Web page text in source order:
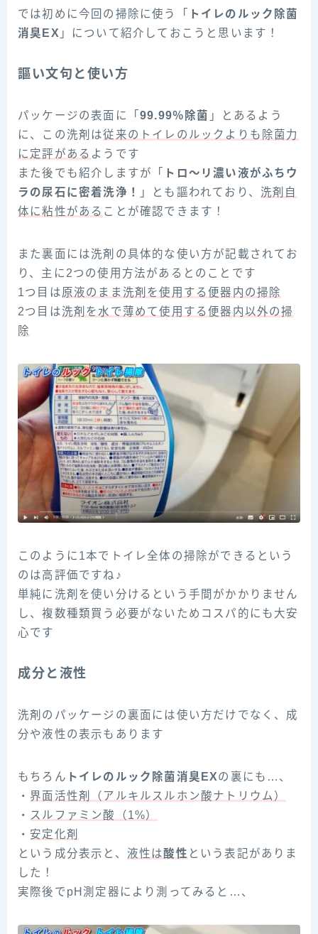
では初めに今回の掃除に使う「
トイレのルック除菌
消臭EX 」について紹介しておこうと思います！
謳い文句と使い方
パッケージの表面に「 99.99％除菌 」とあるよう
に、この洗剤は従来のトイレのルックよりも除菌力
に定評がある ようです
また後でも紹介しますが「
トロ～リ濃い液がふちウ
ラの尿石に密着洗浄！
」とも謳われており、 洗剤自
体に粘性がある ことが確認できます！
また裏面には洗剤の具体的な使い方が記載されてお
り、主に2つの使用方法があるとのことです
1つ目は原液のまま洗剤を使用する便器内の掃除
2つ目は洗剤を水で薄めて使用する便器内以外の掃
除
このように1本でトイレ全体の掃除ができるという
のは高評価ですね♪
単純に洗剤を使い分けるという手間がかかりません
し、複数種類買う必要がないためコスパ的にも大安
心です
成分と液性
洗剤のパッケージの裏面には使い方だけでなく、成
分や液性の表示もあります
もちろん トイレのルック除菌消臭EXの裏にも…、
・ 界面活性剤（アルキルスルホン酸ナトリウム）
・ スルファミン酸（1%）
・ 安定化剤
という成分表示と、 液性は酸性 という表記がありま
した！
実際後でpH測定器により測ってみると…、